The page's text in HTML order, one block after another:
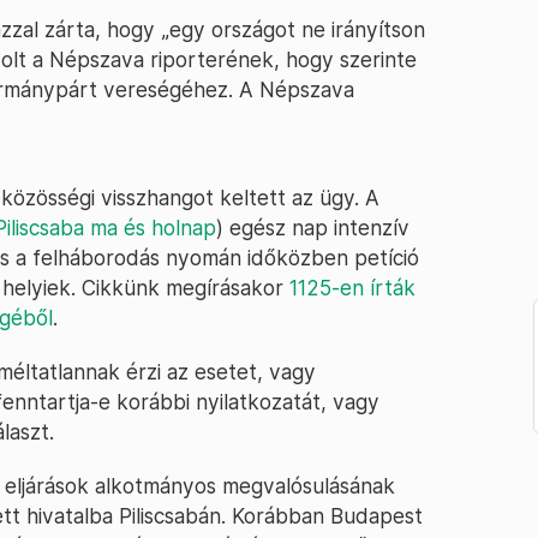
zárta, hogy „egy országot ne irányítson
a Népszava riporterének, hogy szerinte
vereségéhez. A Népszava
visszhangot keltett az ügy. A
ma és holnap) egész nap intenzív
a felháborodás nyomán időközben petíció
Cikkünk megírásakor 1125-en írták
.
érzi az esetet, vagy
e korábbi nyilatkozatát, vagy
alkotmányos megvalósulásának
Piliscsabán. Korábban Budapest